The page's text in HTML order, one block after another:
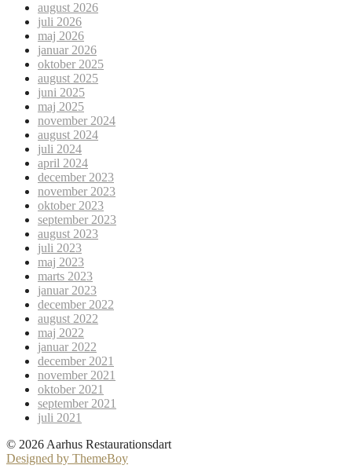
august 2026
juli 2026
maj 2026
januar 2026
oktober 2025
august 2025
juni 2025
maj 2025
november 2024
august 2024
juli 2024
april 2024
december 2023
november 2023
oktober 2023
september 2023
august 2023
juli 2023
maj 2023
marts 2023
januar 2023
december 2022
august 2022
maj 2022
januar 2022
december 2021
november 2021
oktober 2021
september 2021
juli 2021
© 2026 Aarhus Restaurationsdart
Designed by ThemeBoy